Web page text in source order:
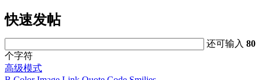
快速发帖
还可输入80
个字符
高级模式